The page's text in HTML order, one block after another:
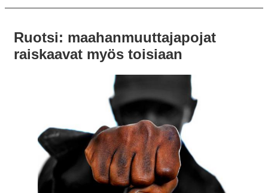
Ruotsi: maahanmuuttajapojat
raiskaavat myös toisiaan